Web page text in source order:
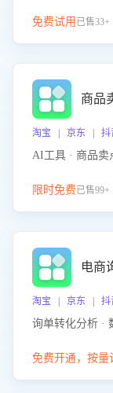
免费试用 已售33+
商品
淘宝 | 京东 | 抖
AI工具 · 商品卖
限时免费已售99+
电商
淘宝 | 京东 | 抖
询单转化分析 ·
免费开通，按量